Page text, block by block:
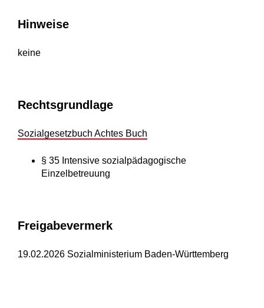
Hinweise
keine
Rechtsgrundlage
Sozialgesetzbuch Achtes Buch
§ 35 Intensive sozialpädagogische
Einzelbetreuung
Freigabevermerk
19.02.2026 Sozialministerium Baden-Württemberg